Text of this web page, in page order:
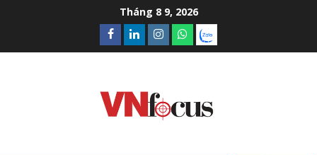
Tháng 8 9, 2026
Facebook
LinkedinInstagram
What’sapp
Zalo